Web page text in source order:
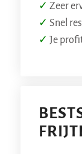
✓ Zeer
✓ Snel
✓ Je